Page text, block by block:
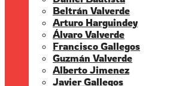
Beltrán Valverde
Arturo Harguindey
Álvaro Valverde
Francisco Gallegos
Guzmán Valverde
Alberto Jimenez
Javier Gallegos